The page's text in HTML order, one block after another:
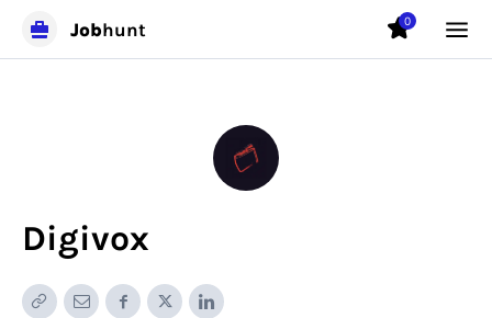
Jobhunt 0
Digivox